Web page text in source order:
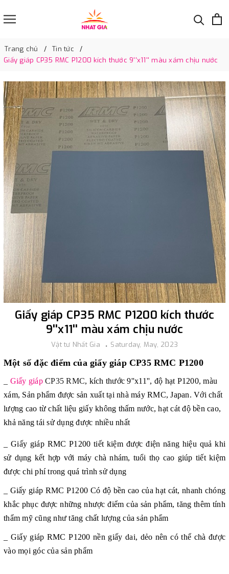
Trang chủ
Tin tức
Giấy giáp CP35 RMC P1200 kích thước 9''x11'' màu xám chịu nước
Giấy giáp CP35 RMC P1200 kích thước
9''x11'' màu xám chịu nước
Vật tư Nhất Gia Saturday, May, 2023
Một số đặc điểm của giấy giáp CP35 RMC P1200
Giấy giápCP35 RMC, kích thước 9''x11'', độ hạt P1200, màu
xám, Sản phẩm được sản xuất tại nhà máy RMC, Japan. Với chất
lượng cao từ chất liệu giấy không thấm nước, hạt cát độ bền cao,
khả năng tái sử dụng được nhiều nhất
_ Giấy giáp RMC P1200tiết kiệm được điện năng hiệu quả khi
sử dụng kết hợp với máy chà nhám, tuổi thọ cao giúp tiết kiệm
được chi phí trong quá trình sử dụng
_ Giấy giáp RMC P1200 Có độ bền cao của hạt cát, nhanh chóng
khắc phục được những nhược điểm của sản phẩm, tăng thêm tính
thẩm mỹ cũng như tăng chất lượng của sản phẩm
_ Giấy giáp RMC P1200nền giấy dai, dẻo nên có thể chà được
vào mọi góc của sản phẩm